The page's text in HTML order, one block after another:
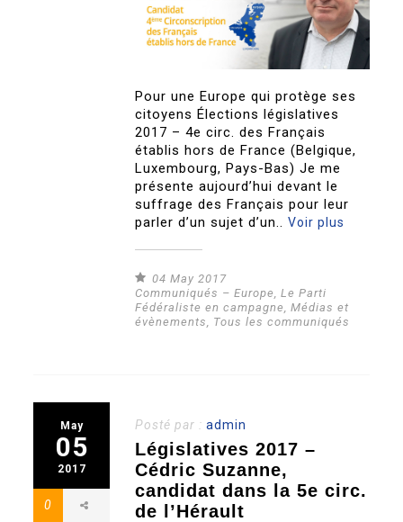
Pour une Europe qui protège ses
citoyens Élections législatives
2017 – 4e circ. des Français
établis hors de France (Belgique,
Luxembourg, Pays-Bas) Je me
présente aujourd’hui devant le
suffrage des Français pour leur
parler d’un sujet d’un..Voir plus
04 May 2017
Communiqués – Europe ,Le Parti
Fédéraliste en campagne ,Médias et
évènements
Tous les communiqués
May
05
2017
0
Posté par :admin
Législatives 2017 –
Cédric Suzanne,
candidat dans la 5e circ.
de l’Hérault